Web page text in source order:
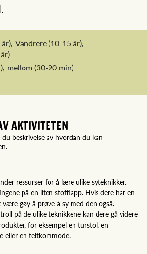
Vandrere(10-15 år),
mellom (30-90 min)
AKTIVITETEN
beskrivelse av hvordan du kan
ressurser for å lære ulike syteknikker.
på en liten stofflapp. Hvis dere har en
være gøy å prøve å sy med den også.
på de ulike teknikkene kan dere gå videre
for eksempel en turstol, en
eller en teltkommode.